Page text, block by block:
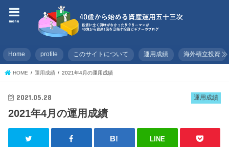
menu
Home profile このサイトについて 運用成績 海外積立投資
HOME 運用成績 2021年4月の運用成績
運用成績
2021.05.28
2021年4月の運用成績
LINE